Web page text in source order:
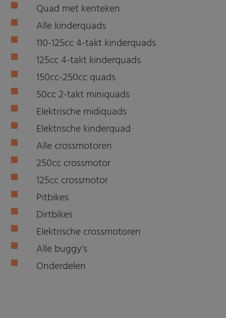
Quad met kenteken
Alle kinderquads
110-125cc 4-takt kinderquads
125cc 4-takt kinderquads
150cc-250cc quads
50cc 2-takt miniquads
Elektrische midiquads
Elektrische kinderquad
Alle crossmotoren
250cc crossmotor
125cc crossmotor
Pitbikes
Dirtbikes
Elektrische crossmotoren
Alle buggy's
Onderdelen